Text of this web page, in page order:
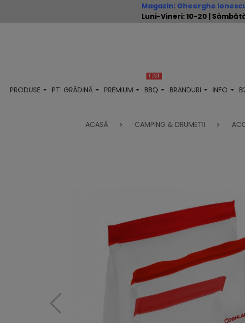
Magazin: Gheorghe
Luni-Vineri: 10-20 |
PRODUSE PT. GRĂDINĂ PREMIUM BBQ
FEST
BRANDURI INFO
ACASĂ CAMPING & DRUMETII